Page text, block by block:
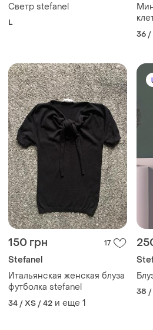
Светр stefanel
L
36 /
150 грн 17
Stefanel
Итальянская женская блуза
футболка stefanel
34 / XS / 42 и еще 1
38 /